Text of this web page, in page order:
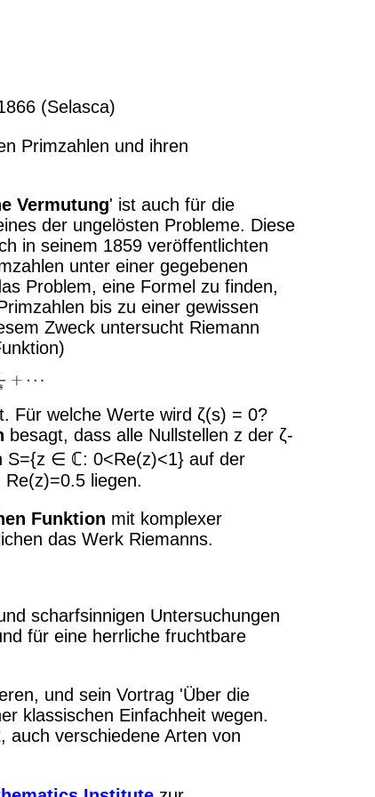
(Selasca)
Primzahlen und ihren
Vermutung' ist auch für die
der ungelösten Probleme. Diese
in seinem 1859 veröffentlichten
unter einer gegebenen
Problem, eine Formel zu finden,
bis zu einer gewissen
Zweck untersucht Riemann
Für welche Werte wird ζ(s) = 0?
besagt, dass alle Nullstellen z der ζ-
S={z ∈ ℂ: 0<Re(z)<1} auf der
liegen.
Funktion mit komplexer
das Werk Riemanns.
scharfsinnigen Untersuchungen
für eine herrliche fruchtbare
und sein Vortrag 'Über die
klassischen Einfachheit wegen.
auch verschiedene Arten von